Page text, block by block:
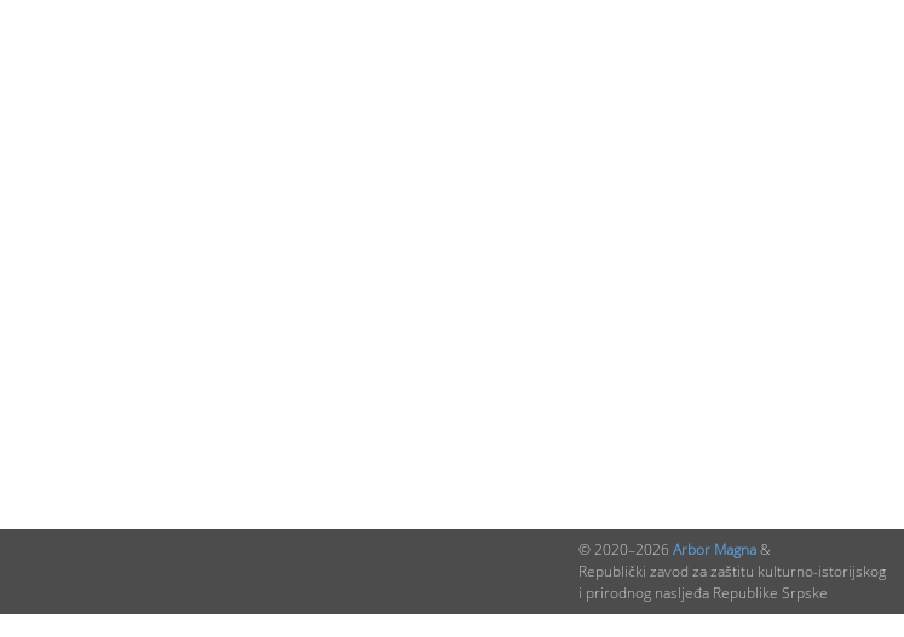
© 2020–2026 Arbor Magna&
Republički zavod za zaštitu kulturno-istorijskog
i prirodnog nasljeđa Republike Srpske